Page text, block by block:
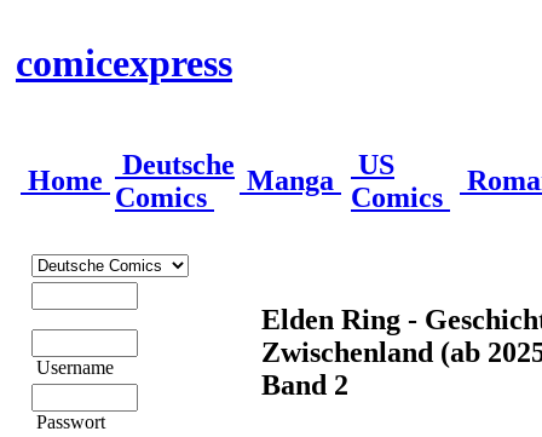
comicexpress
Home
Deutsche
Comics
Manga
US
Comics
Username
Passwort
Elden Ring -
Zwischenland (ab
Band 2